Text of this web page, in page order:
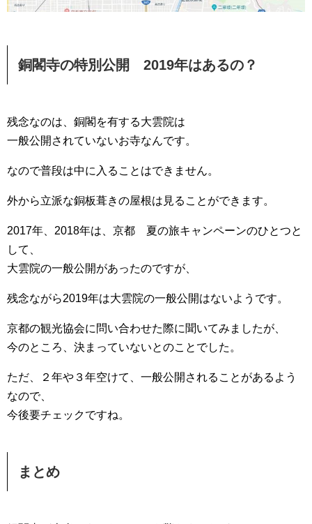
銅閣寺の特別公開 2019年はあるの？
残念なのは、銅閣を有する大雲院は
一般公開されていないお寺なんです。
なので普段は中に入ることはできません。
外から立派な銅板葺きの屋根は見ることができます。
2017年、2018年は、京都 夏の旅キャンペーンのひとつと
して、
大雲院の一般公開があったのですが、
残念ながら2019年は大雲院の一般公開はないようです。
京都の観光協会に問い合わせた際に聞いてみましたが、
今のところ、決まっていないとのことでした。
ただ、２年や３年空けて、一般公開されることがあるよう
なので、
今後要チェックですね。
まとめ